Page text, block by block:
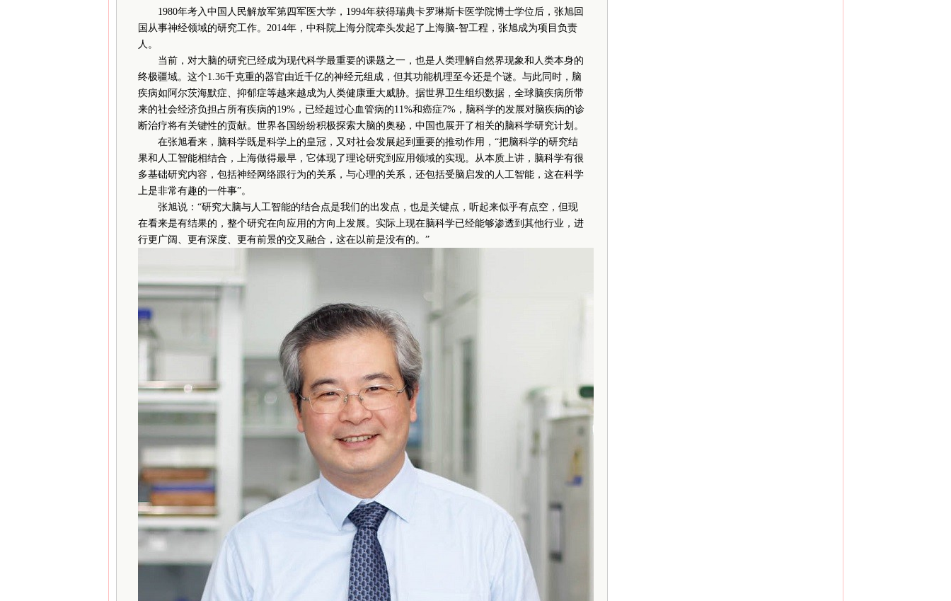
1980年考入中国人民解放军第四军医大学，1994年获得瑞典卡罗琳斯卡医学院博士学位后，张旭回
国从事神经领域的研究工作。2014年，中科院上海分院牵头发起了上海脑-智工程，张旭成为项目负责
人。
当前，对大脑的研究已经成为现代科学最重要的课题之一，也是人类理解自然界现象和人类本身的
终极疆域。这个1.36千克重的器官由近千亿的神经元组成，但其功能机理至今还是个谜。与此同时，脑
疾病如阿尔茨海默症、抑郁症等越来越成为人类健康重大威胁。据世界卫生组织数据，全球脑疾病所带
来的社会经济负担占所有疾病的19%，已经超过心血管病的11%和癌症7%，脑科学的发展对脑疾病的诊
断治疗将有关键性的贡献。世界各国纷纷积极探索大脑的奥秘，中国也展开了相关的脑科学研究计划。
在张旭看来，脑科学既是科学上的皇冠，又对社会发展起到重要的推动作用，“把脑科学的研究结
果和人工智能相结合，上海做得最早，它体现了理论研究到应用领域的实现。从本质上讲，脑科学有很
多基础研究内容，包括神经网络跟行为的关系，与心理的关系，还包括受脑启发的人工智能，这在科学
上是非常有趣的一件事”。
张旭说：“研究大脑与人工智能的结合点是我们的出发点，也是关键点，听起来似乎有点空，但现
在看来是有结果的，整个研究在向应用的方向上发展。实际上现在脑科学已经能够渗透到其他行业，进
行更广阔、更有深度、更有前景的交叉融合，这在以前是没有的。”